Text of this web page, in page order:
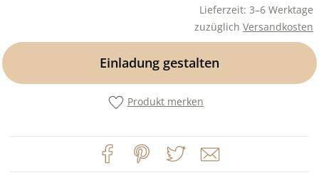
Lieferzeit: 3–6 Werktage
zuzüglich Versandkosten
Einladung gestalten
Produkt merken